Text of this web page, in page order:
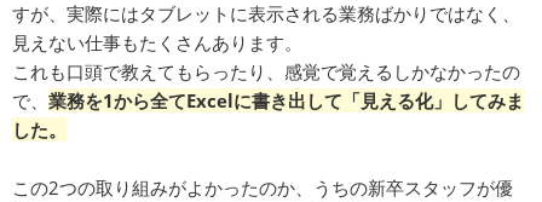
すが、実際にはタブレットに表示される業務ばかりではなく、
見えない仕事もたくさんあります。
これも口頭で教えてもらったり、感覚で覚えるしかなかったの
で、 業務を1から全てExcelに書き出して「見える化」してみま
した。
この2つの取り組みがよかったのか、うちの新卒スタッフが優